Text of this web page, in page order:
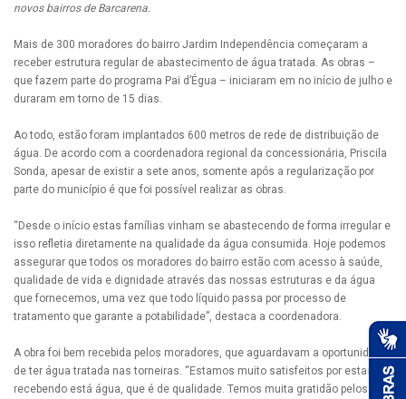
novos bairros de Barcarena.
Mais de 300 moradores do bairro Jardim Independência começaram a
receber estrutura regular de abastecimento de água tratada. As obras –
que fazem parte do programa Pai d’Égua – iniciaram em no início de julho e
duraram em torno de 15 dias.
Ao todo, estão foram implantados 600 metros de rede de distribuição de
água. De acordo com a coordenadora regional da concessionária, Priscila
Sonda, apesar de existir a sete anos, somente após a regularização por
parte do município é que foi possível realizar as obras.
“Desde o início estas famílias vinham se abastecendo de forma irregular e
isso refletia diretamente na qualidade da água consumida. Hoje podemos
assegurar que todos os moradores do bairro estão com acesso à saúde,
qualidade de vida e dignidade através das nossas estruturas e da água
que fornecemos, uma vez que todo líquido passa por processo de
tratamento que garante a potabilidade”, destaca a coordenadora.
A obra foi bem recebida pelos moradores, que aguardavam a oportunidade
de ter água tratada nas torneiras. “Estamos muito satisfeitos por estar
recebendo está água, que é de qualidade. Temos muita gratidão pelos